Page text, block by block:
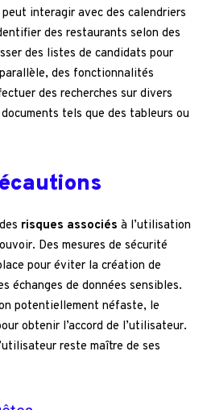
interagir avec des calendriers
des restaurants selon des
des listes de candidats pour
des fonctionnalités
des recherches sur divers
tels que des tableurs ou
risques associés à l’utilisation
Des mesures de sécurité
pour éviter la création de
échanges de données sensibles.
potentiellement néfaste, le
obtenir l’accord de l’utilisateur.
reste maître de ses